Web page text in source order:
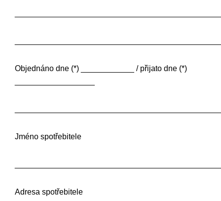
Objednáno dne (*) ____________ / přijato dne (*)
Jméno spotřebitele
Adresa spotřebitele